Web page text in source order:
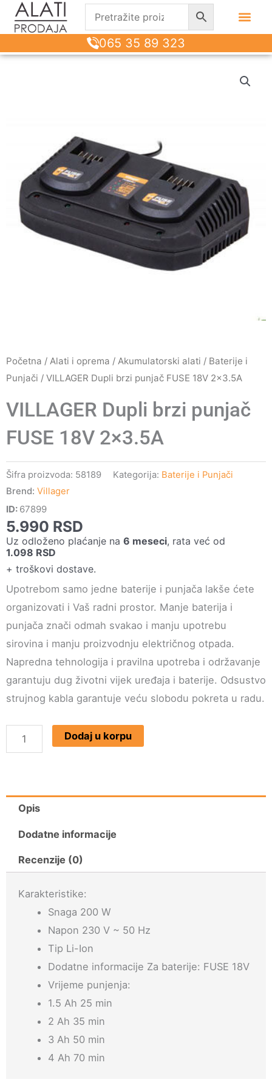
065 35 89 323
Početna / Alati i oprema / Akumulatorski alati / Baterije i
Punjači / VILLAGER Dupli brzi punjač FUSE 18V 2×3.5A
VILLAGER Dupli brzi punjač
FUSE 18V 2×3.5A
Šifra proizvoda: 58189 Kategorija: Baterije i Punjači
Brend: Villager
ID: 67899
5.990 RSD
Uz odloženo plaćanje na 6 meseci, rata već od
1.098 RSD
+ troškovi dostave.
Upotrebom samo jedne baterije i punjača lakše ćete
organizovati i Vaš radni prostor. Manje baterija i
punjača znači odmah svakao i manju upotrebu
sirovina i manju proizvodnju električnog otpada.
Napredna tehnologija i pravilna upotreba i održavanje
garantuju dug životni vijek uređaja i baterije. Odsustvo
strujnog kabla garantuje veću slobodu pokreta u radu.
VILLAGER
Dupli
FUSE
količina
Dodaj u korpu
Opis
Dodatne informacije
Recenzije (0)
Karakteristike:
Snaga 200 W
Napon 230 V ~ 50 Hz
Tip Li-Ion
Dodatne informacije Za baterije: FUSE 18V
Vrijeme punjenja:
1.5 Ah 25 min
2 Ah 35 min
3 Ah 50 min
4 Ah 70 min